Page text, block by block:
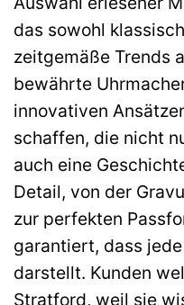
das sowohl
zeitgemäße Trends
bewährte
innovativen
schaffen, die nicht
auch eine
Detail, von der
zur perfekten
garantiert, dass
darstellt. Kunden
Stratford, weil sie